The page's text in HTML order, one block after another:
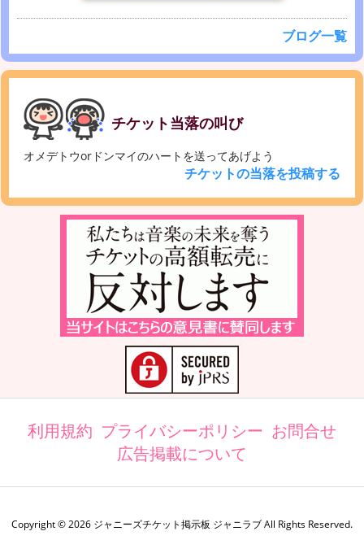
ブログ一覧
チケット当落の叫び
オメデトウorドンマイのハートを送ってあげよう
チケットの当落を投稿する
利用規約 プライバシーポリシー お問合せ
広告掲載について
Copyright ©2026 ジャニーズチケット掲示板 ジャニラブAll Rights Reserved.